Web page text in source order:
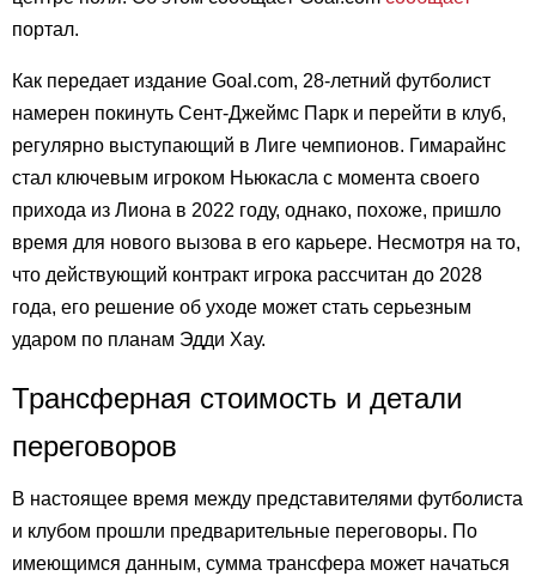
портал.
Как передает издание Goal.com, 28-летний футболист
намерен покинуть Сент-Джеймс Парк и перейти в клуб,
регулярно выступающий в Лиге чемпионов. Гимарайнс
стал ключевым игроком Ньюкасла с момента своего
прихода из Лиона в 2022 году, однако, похоже, пришло
время для нового вызова в его карьере. Несмотря на то,
что действующий контракт игрока рассчитан до 2028
года, его решение об уходе может стать серьезным
ударом по планам Эдди Хау.
Трансферная стоимость и детали
переговоров
В настоящее время между представителями футболиста
и клубом прошли предварительные переговоры. По
имеющимся данным, сумма трансфера может начаться